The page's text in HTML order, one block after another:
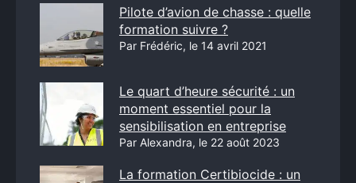
Pilote d’avion de chasse : quelle
formation suivre ?
Par Frédéric, le 14 avril 2021
Le quart d’heure sécurité : un
moment essentiel pour la
sensibilisation en entreprise
Par Alexandra, le 22 août 2023
La formation Certibiocide : un